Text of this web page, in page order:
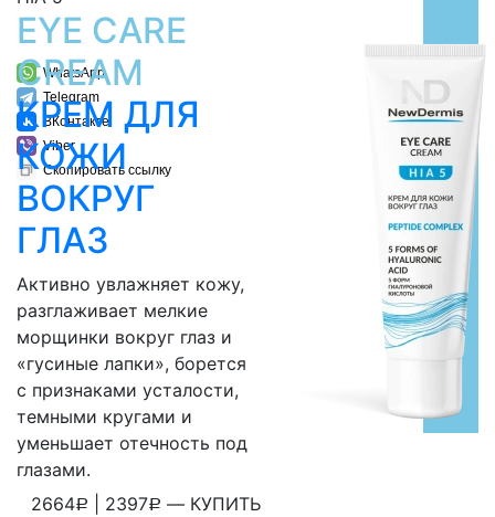
WhatsApp
Telegram
ВКонтакте
Viber
Скопировать ссылку
EYE CARE
CREAM
КРЕМ ДЛЯ
КОЖИ
ВОКРУГ
ГЛАЗ
Активно увлажняет кожу,
разглаживает мелкие
морщинки вокруг глаз и
«гусиные лапки», борется
с признаками усталости,
темными кругами и
уменьшает отечность под
глазами.
2664Р 2397Р — КУПИТЬ